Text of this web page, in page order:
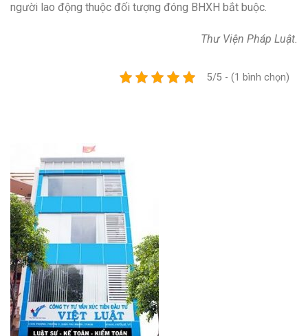
người lao động thuộc đối tượng đóng BHXH bắt buộc.
Thư Viện Pháp Luật.
5/5 - (1 bình chọn)